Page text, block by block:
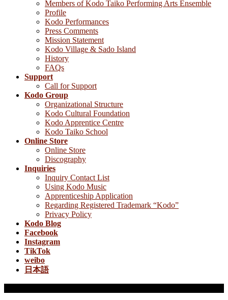
Members of Kodo Taiko Performing Arts Ensemble
Profile
Kodo Performances
Press Comments
Mission Statement
Kodo Village & Sado Island
History
FAQs
Support
Call for Support
Kodo Group
Organizational Structure
Kodo Cultural Foundation
Kodo Apprentice Centre
Kodo Taiko School
Online Store
Online Store
Discography
Inquiries
Inquiry Contact List
Using Kodo Music
Apprenticeship Application
Regarding Registered Trademark “Kodo”
Privacy Policy
Kodo Blog
Facebook
Instagram
TikTok
weibo
日本語